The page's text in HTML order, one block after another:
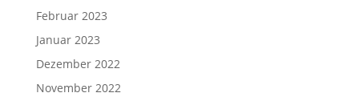
Februar 2023
Januar 2023
Dezember 2022
November 2022